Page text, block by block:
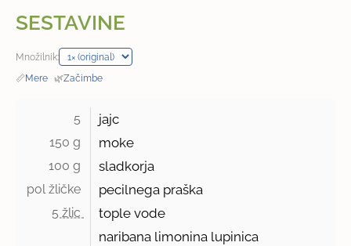
SESTAVINE
Množilnik:
📏Mere · 🌿Začimbe
5 jajc
150 g moke
100 g sladkorja
pol žličke pecilnega praška
5 žlic
tople vode
naribana limonina lupinica